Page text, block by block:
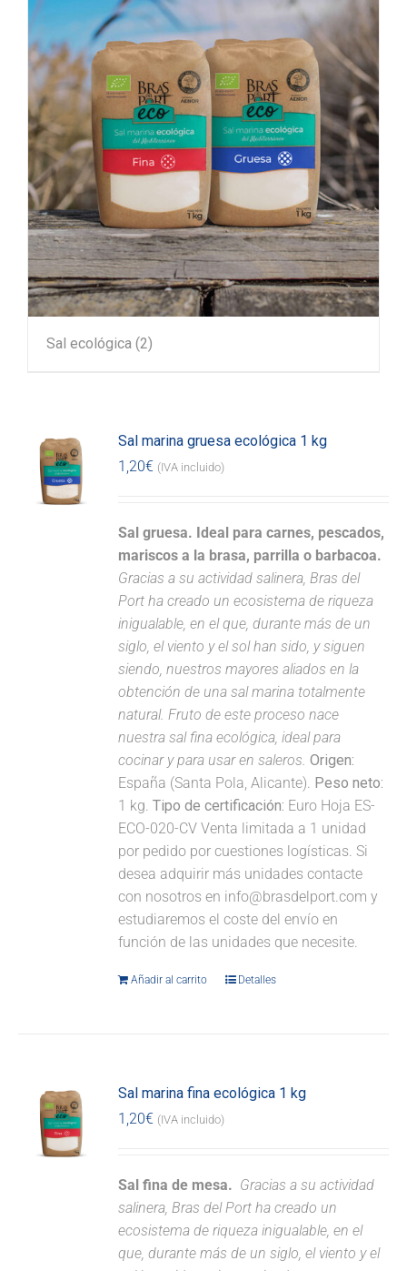
Sal ecológica (2)
Sal marina gruesa ecológica 1 kg
1,20€ (IVA incluido)
Sal gruesa. Ideal para carnes, pescados,
mariscos a la brasa, parrilla o barbacoa.
Gracias a su actividad salinera, Bras del
Port ha creado un ecosistema de riqueza
inigualable, en el que, durante más de un
siglo, el viento y el sol han sido, y siguen
siendo, nuestros mayores aliados en la
obtención de una sal marina totalmente
natural. Fruto de este proceso nace
nuestra sal fina ecológica, ideal para
cocinar y para usar en saleros. Origen:
España (Santa Pola, Alicante). Peso neto:
1 kg.Tipo de certificación: Euro Hoja ES-
ECO-020-CV Venta limitada a 1 unidad
por pedido por cuestiones logísticas. Si
desea adquirir más unidades contacte
con nosotros en info@brasdelport.com y
estudiaremos el coste del envío en
función de las unidades que necesite.
Añadir al carrito Detalles
Sal marina fina ecológica 1 kg
1,20€ (IVA incluido)
Sal fina de mesa. Gracias a su actividad
salinera, Bras del Port ha creado un
ecosistema de riqueza inigualable, en el
que, durante más de un siglo, el viento y el